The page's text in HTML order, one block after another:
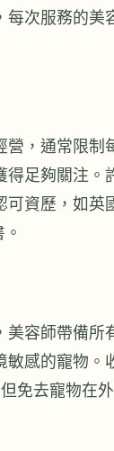
每次服務的美
營，通常限制
得足夠關注。
可資歷，如英
美容師帶備所
敏感的寵物。
免去寵物在